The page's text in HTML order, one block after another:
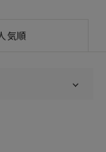
気順